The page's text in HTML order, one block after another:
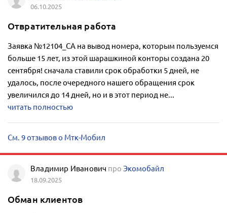
06.10.2025
Отвратительная работа
Заявка №12104_СА на вывод номера, которым пользуемся
больше 15 лет, из этой шарашкиной конторы создана 20
сентября! сначала ставили срок обработки 5 дней, не
удалось, после очередного нашего обращения срок
увеличился до 14 дней, но и в этот период не...
читать полностью
См. 9 отзывов о Мтк-Мобил
Владимир Иванович проЭкомобайл
18.09.2025
Обман клиентов